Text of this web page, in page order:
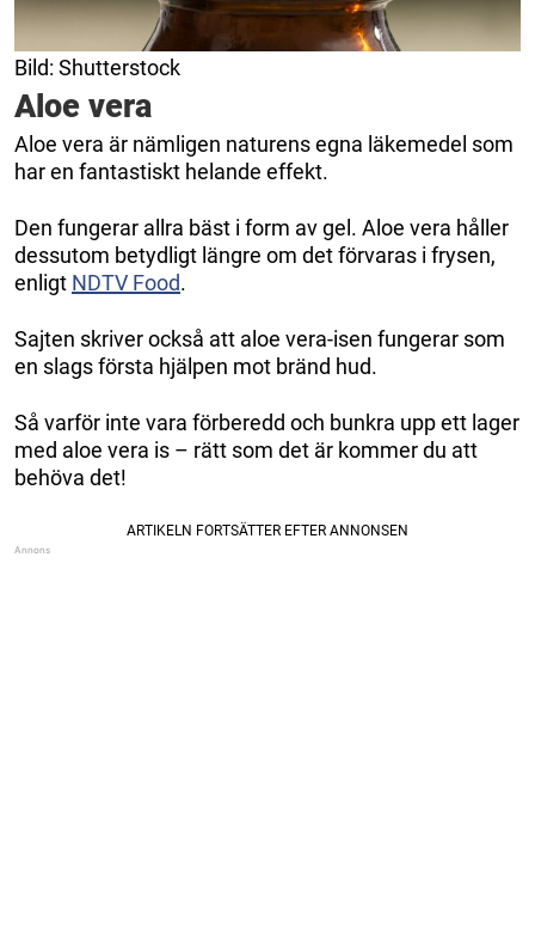
Bild: Shutterstock
Aloe vera
Aloe vera är nämligen naturens egna läkemedel som
har en fantastiskt helande effekt.
Den fungerar allra bäst i form av gel. Aloe vera håller
dessutom betydligt längre om det förvaras i frysen,
enligt NDTV Food.
Sajten skriver också att aloe vera-isen fungerar som
en slags första hjälpen mot bränd hud.
Så varför inte vara förberedd och bunkra upp ett lager
med aloe vera is – rätt som det är kommer du att
behöva det!